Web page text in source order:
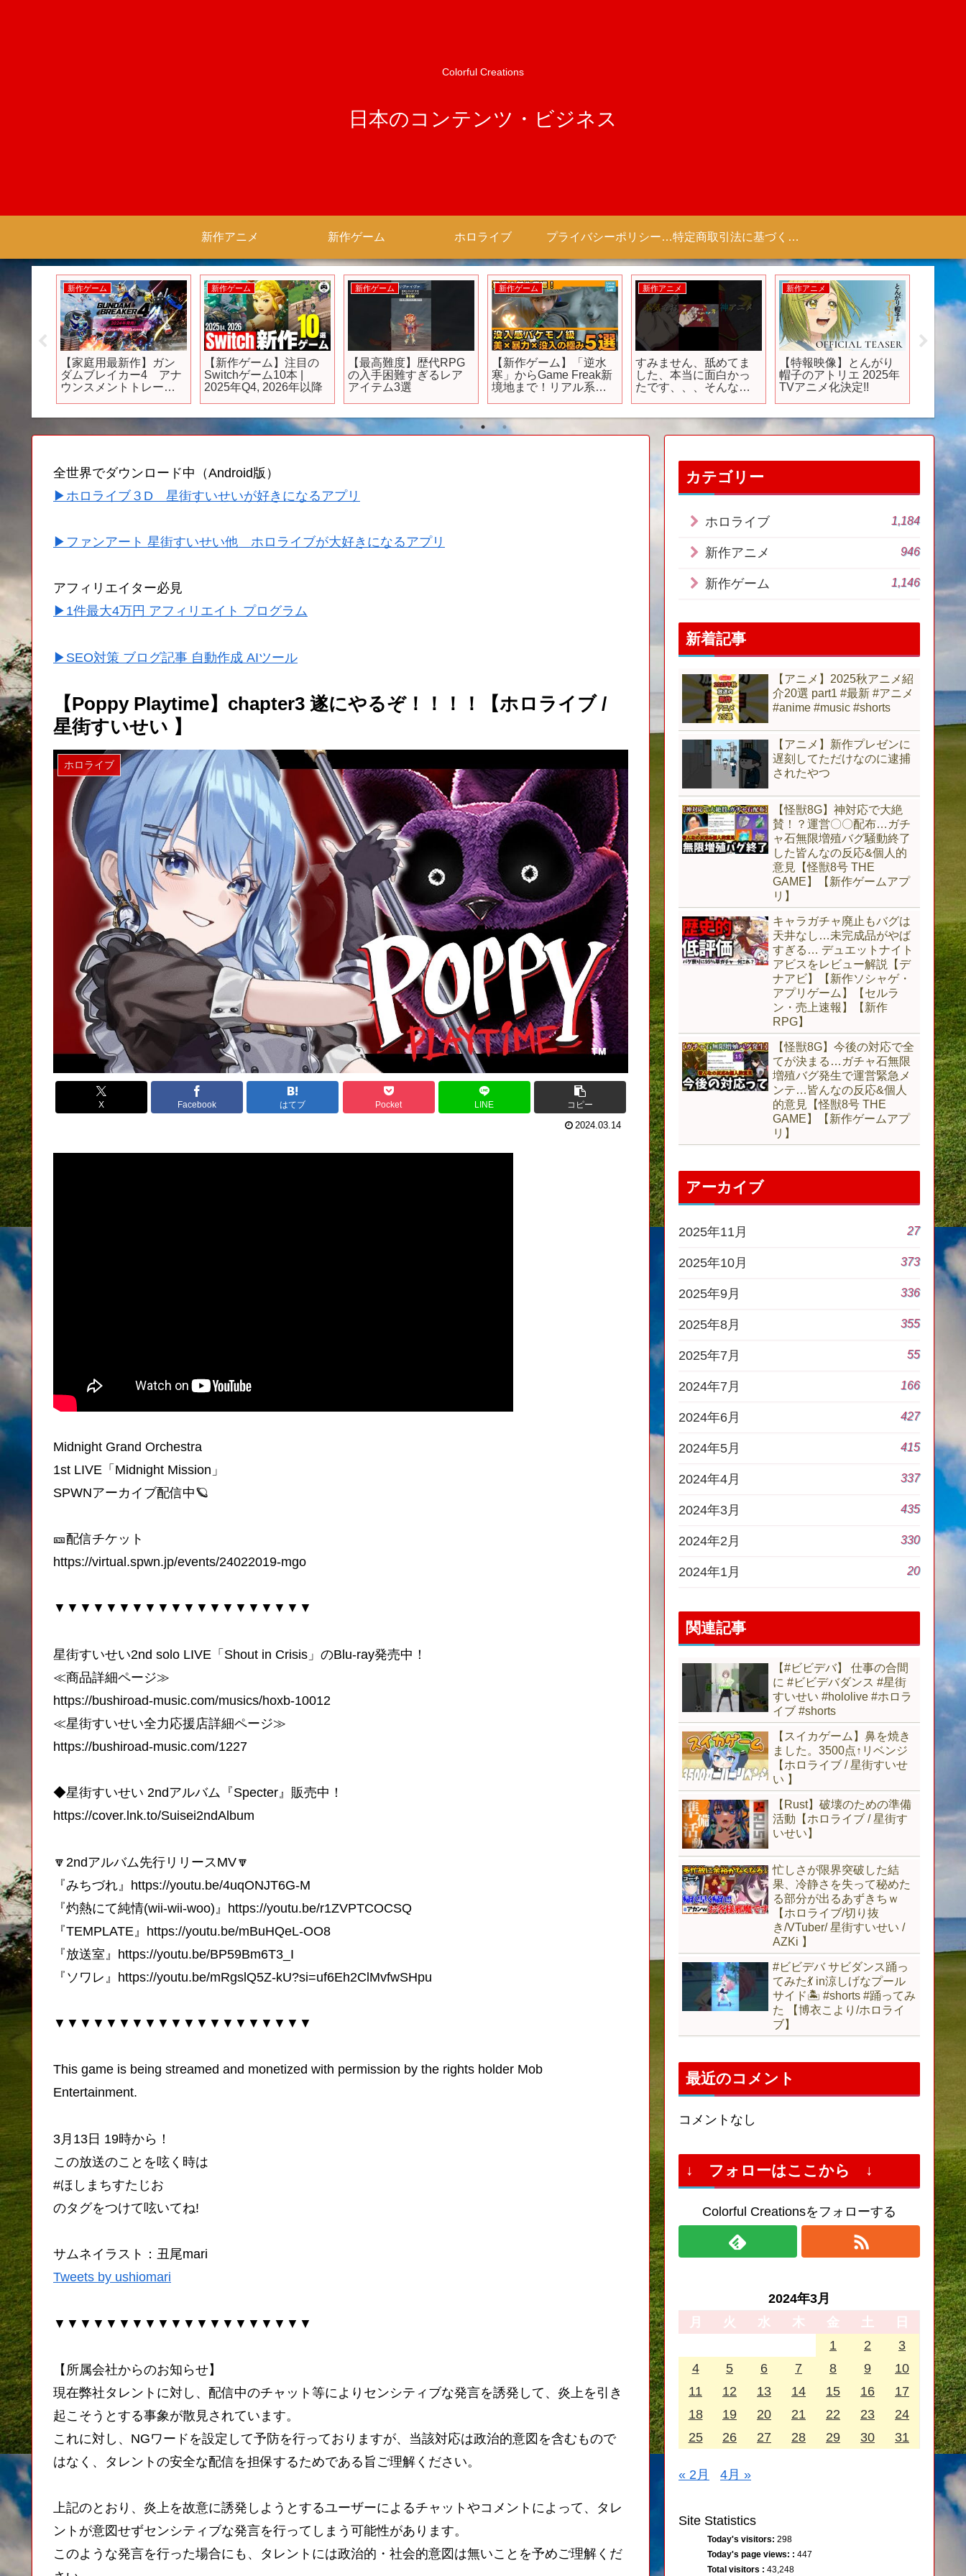
Colorful Creations
日本のコンテンツ・ビジネス
新作アニメ 新作ゲーム ホロライブ プライバシーポリシー 【Colorful Creation】 特定商取引法に基づく表記（商取引に関する開示）
新作ゲーム
【家庭用最新作】ガン
ダムブレイカー4 アナ
ウンスメントトレーラ
新作ゲーム
【新作ゲーム】注目の
Switchゲーム10本 |
2025年Q4, 2026年以降
新作ゲーム
【最高難度】歴代RPG
の入手困難すぎるレア
アイテム3選
新作ゲーム
【新作ゲーム】「逆水
寒」からGame Freak新
境地まで！リアル系
新作アニメ
すみません、舐めてま
した、本当に面白かっ
たです、、、そんな作
ね #アニメ #おすすめ
#ランキング #紹介
トバーン
新作アニメ
【特報映像】とんがり
帽子のアトリエ 2025年
TVアニメ化決定!!
11日よ
「フラ
国30局
全世界でダウンロード中（Android版）
▶ホロライブ３D 星街すいせいが好きになるアプリ
▶ファンアート 星街すいせい他 ホロライブが大好きになるアプリ
アフィリエイター必見
▶1件最大4万円 アフィリエイト プログラム
▶SEO対策 ブログ記事 自動作成 AIツール
【Poppy Playtime】chapter3 遂にやるぞ！！！！【ホロライブ /
星街すいせい 】
ホロライブ
X Facebook はてブ Pocket LINE コピー
2024.03.14
Midnight Grand Orchestra
1st LIVE「Midnight Mission」
SPWNアーカイブ配信中🪐
🎫配信チケット
https://virtual.spwn.jp/events/24022019-mgo
▼▼▼▼▼▼▼▼▼▼▼▼▼▼▼▼▼▼▼▼
星街すいせい2nd solo LIVE「Shout in Crisis」のBlu-ray発売中！
≪商品詳細ページ≫
https://bushiroad-music.com/musics/hoxb-10012
≪星街すいせい全力応援店詳細ページ≫
https://bushiroad-music.com/1227
◆星街すいせい 2ndアルバム『Specter』販売中！
https://cover.lnk.to/Suisei2ndAlbum
🔽2ndアルバム先行リリースMV🔽
『みちづれ』https://youtu.be/4uqONJT6G-M
『灼熱にて純情(wii-wii-woo)』https://youtu.be/r1ZVPTCOCSQ
『TEMPLATE』https://youtu.be/mBuHQeL-OO8
『放送室』https://youtu.be/BP59Bm6T3_I
『ソワレ』https://youtu.be/mRgslQ5Z-kU?si=uf6Eh2ClMvfwSHpu
▼▼▼▼▼▼▼▼▼▼▼▼▼▼▼▼▼▼▼▼
This game is being streamed and monetized with permission by the rights holder Mob
Entertainment.
3月13日 19時から！
この放送のことを呟く時は
#ほしまちすたじお
のタグをつけて呟いてね!
サムネイラスト：丑尾mari
Tweets by ushiomari
▼▼▼▼▼▼▼▼▼▼▼▼▼▼▼▼▼▼▼▼
【所属会社からのお知らせ】
現在弊社タレントに対し、配信中のチャット等によりセンシティブな発言を誘発して、炎上を引き
起こそうとする事象が散見されています。
これに対し、NGワードを設定して予防を行っておりますが、当該対応は政治的意図を含むもので
はなく、タレントの安全な配信を担保するためである旨ご理解ください。
上記のとおり、炎上を故意に誘発しようとするユーザーによるチャットやコメントによって、タレ
ントが意図せずセンシティブな発言を行ってしまう可能性があります。
このような発言を行った場合にも、タレントには政治的・社会的意図は無いことを予めご理解くだ
カテゴリー
ホロライブ 1,184
新作アニメ 946
新作ゲーム 1,146
新着記事
【アニメ】2025秋アニメ紹
介20選 part1 #最新 #アニメ
#anime #music #shorts
【アニメ】新作プレゼンに
遅刻してただけなのに逮捕
されたやつ
【怪獣8G】神対応で大絶
賛！？運営〇〇配布…ガチ
ャ石無限増殖バグ騒動終了
した皆んなの反応&個人的
意見【怪獣8号 THE
GAME】【新作ゲームアプ
リ】
キャラガチャ廃止もバグは
天井なし…未完成品がやば
すぎる… デュエットナイト
アビスをレビュー解説【デ
ナアビ】【新作ソシャゲ・
アプリゲーム】【セルラ
ン・売上速報】【新作
RPG】
【怪獣8G】今後の対応で全
てが決まる…ガチャ石無限
増殖バグ発生で運営緊急メ
ンテ…皆んなの反応&個人
的意見【怪獣8号 THE
GAME】【新作ゲームアプ
リ】
アーカイブ
2025年11月 27
2025年10月 373
2025年9月 336
2025年8月 355
2025年7月 55
2024年7月 166
2024年6月 427
2024年5月 415
2024年4月 337
2024年3月 435
2024年2月 330
2024年1月 20
関連記事
【#ビビデバ】 仕事の合間
に #ビビデバダンス #星街
すいせい #hololive #ホロラ
イブ #shorts
【スイカゲーム】鼻を焼き
ました。3500点↑リベンジ
【ホロライブ / 星街すいせ
い 】
【Rust】破壊のための準備
活動【ホロライブ / 星街す
いせい】
忙しさが限界突破した結
果、冷静さを失って秘めた
る部分が出るあずきちｗ
【ホロライブ/切り抜
き/VTuber/ 星街すいせい /
AZKi 】
#ビビデバ サビダンス踊っ
てみた💃 in涼しげなプール
サイド🏝 #shorts #踊ってみ
た 【博衣こより/ホロライ
ブ】
最近のコメント
コメントなし
↓ フォローはここから ↓
Colorful Creationsをフォローする
2024年3月
月
火 水 木 金 土
日
1
2
3
4
5 6 7 8 9
10
11
12 13 14 15 16
17
18
19 20 21 22 23
24
25
26 27 28 29 30 31
« 2月 4月 »
Site Statistics
Today's visitors: 298
Today's page views: : 447
Total visitors : 43,248